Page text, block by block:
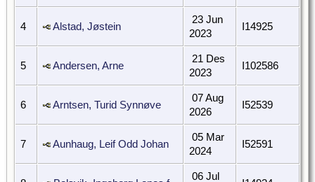
4 Alstad, Jøstein
23 Jun
2023
I14925
5 Andersen, Arne
21 Des
2023
I102586
6 Arntsen, Turid Synnøve
07 Aug
2026
I52539
7 Aunhaug, Leif Odd Johan
05 Mar
2024
I52591
06 Jul